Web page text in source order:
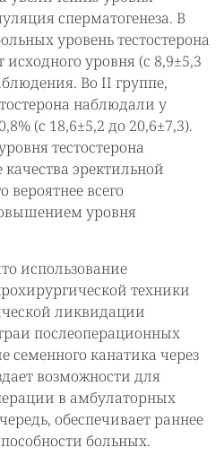
сперматогенеза. В
уровень тестостерона
уровня (с 8,9±5,3
Во II группе,
наблюдали у
(с 18,6±5,2 до 20,6±7,3).
тестостерона
эректильной
вероятнее всего
уровня
использование
техники
ликвидации
послеоперационных
канатика через
возможности для
в амбулаторных
обеспечивает раннее
больных.